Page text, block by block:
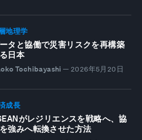
地理学
タと協働で災害リスクを再構築
日本
Tochibayashi — 2026年5月20日
成長
がレジリエンスを戦略へ、協
強みへ転換させた方法